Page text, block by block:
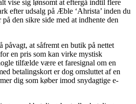
vise sig lønsomt at eftergå indtil flere
efter udsalg på Æble ‘Ahrista’ inden du
på den sikre side med at indhente den
at såfremt en butik på nettet
en pris som kan virke mystisk
tilfælde være et faresignal om en
betalingskort er dog omsluttet af en
dig som køber imod snydagtige e-